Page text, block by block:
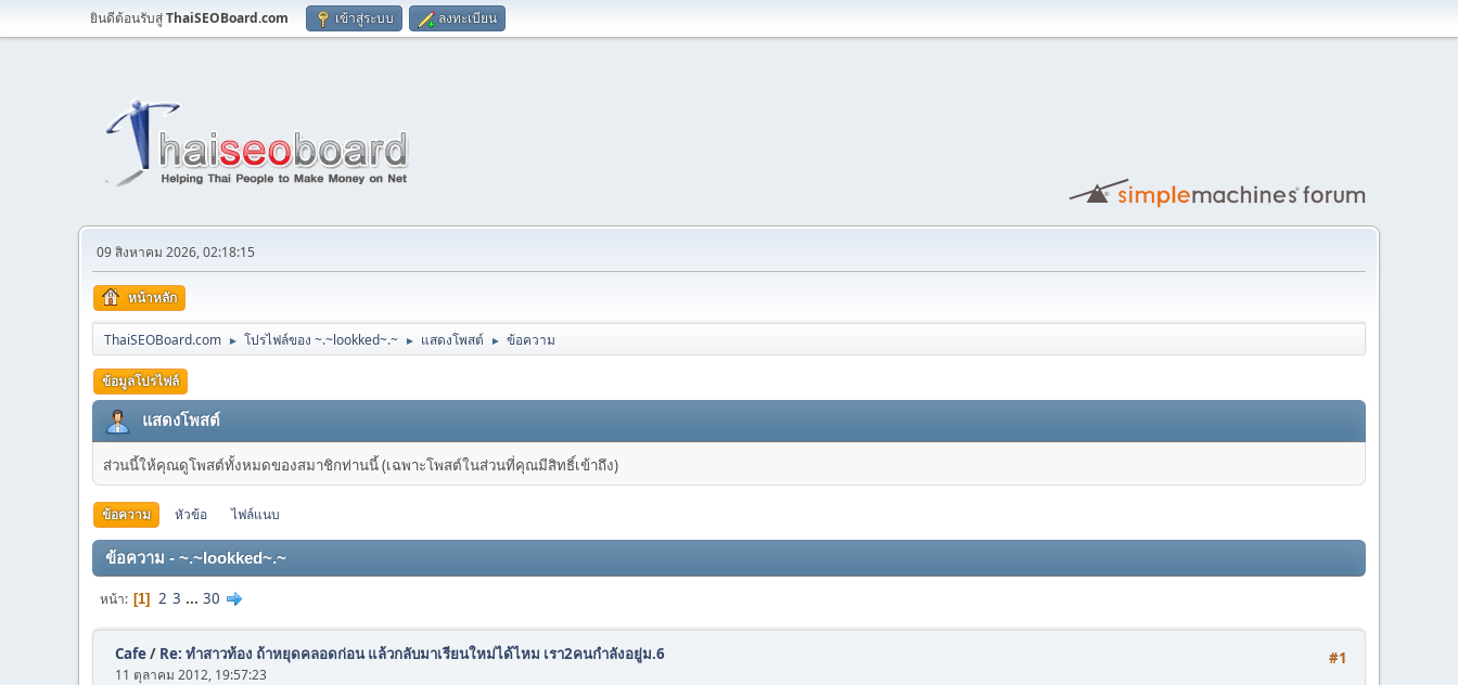
ยินดีต้อนรับสู่ThaiSEOBoard.com เข้าสู่ระบบ ลงทะเบียน
09 สิงหาคม 2026, 02:18:15
หน้าหลัก
ThaiSEOBoard.com ► โปรไฟล์ของ ~.~lookked~.~ ► แสดงโพสต์ ► ข้อความ
ข้อมูลโปรไฟล์
แสดงโพสต์
ส่วนนี้ให้คุณดูโพสต์ทั้งหมดของสมาชิกท่านนี้ (เฉพาะโพสต์ในส่วนที่คุณมีสิทธิ์เข้าถึง)
ข้อความ หัวข้อ ไฟล์แนบ
ข้อความ - ~.~lookked~.~
หน้า 1 2 3 ... 30
#1
Cafe/ Re: ทำสาวท้อง ถ้าหยุดคลอดก่อน แล้วกลับมาเรียนใหม่ได้ไหม เรา2คนกำลังอยู่ม.6
11 ตุลาคม 2012, 19:57:23